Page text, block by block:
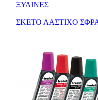
ΞΥΛΙΝΕΣ
ΣΚΕΤΟ ΛΑΣΤΙΧΟ